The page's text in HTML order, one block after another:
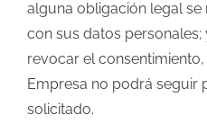
alguna obligación legal
con sus datos
revocar el
Empresa no podrá seguir
solicitado.